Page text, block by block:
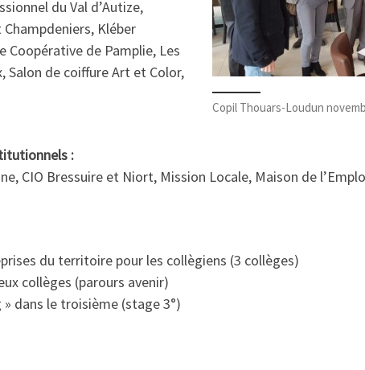
Copil Thouars-Loudun
du Val d’Autize,
Champdeniers, Kléber
Coopérative de Pamplie, Les
Salon de coiffure Art et Color,
:
CIO Bressuire et Niort, Mission Locale, Maison de
du territoire pour les collègiens (3 collèges)
collèges (parours avenir)
dans le troisième (stage 3°)